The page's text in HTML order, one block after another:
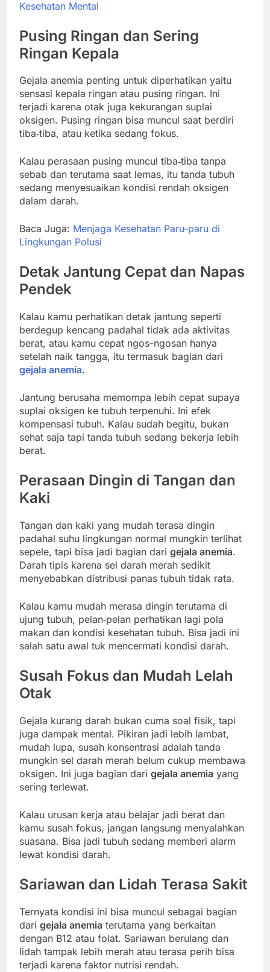
Kesehatan Mental
Pusing Ringan dan Sering
Ringan Kepala
Gejala anemia penting untuk diperhatikan yaitu
sensasi kepala ringan atau pusing ringan. Ini
terjadi karena otak juga kekurangan suplai
oksigen. Pusing ringan bisa muncul saat berdiri
tiba‑tiba, atau ketika sedang fokus.
Kalau perasaan pusing muncul tiba‑tiba tanpa
sebab dan terutama saat lemas, itu tanda tubuh
sedang menyesuaikan kondisi rendah oksigen
dalam darah.
Baca Juga: Menjaga Kesehatan Paru-paru di
Lingkungan Polusi
Detak Jantung Cepat dan Napas
Pendek
Kalau kamu perhatikan detak jantung seperti
berdegup kencang padahal tidak ada aktivitas
berat, atau kamu cepat ngos-ngosan hanya
setelah naik tangga, itu termasuk bagian dari
gejala anemia.
Jantung berusaha memompa lebih cepat supaya
suplai oksigen ke tubuh terpenuhi. Ini efek
kompensasi tubuh. Kalau sudah begitu, bukan
sehat saja tapi tanda tubuh sedang bekerja lebih
berat.
Perasaan Dingin di Tangan dan
Kaki
Tangan dan kaki yang mudah terasa dingin
padahal suhu lingkungan normal mungkin terlihat
sepele, tapi bisa jadi bagian dari gejala anemia.
Darah tipis karena sel darah merah sedikit
menyebabkan distribusi panas tubuh tidak rata.
Kalau kamu mudah merasa dingin terutama di
ujung tubuh, pelan‑pelan perhatikan lagi pola
makan dan kondisi kesehatan tubuh. Bisa jadi ini
salah satu awal tuk mencermati kondisi darah.
Susah Fokus dan Mudah Lelah
Otak
Gejala kurang darah bukan cuma soal fisik, tapi
juga dampak mental. Pikiran jadi lebih lambat,
mudah lupa, susah konsentrasi adalah tanda
mungkin sel darah merah belum cukup membawa
oksigen. Ini juga bagian dari gejala anemia yang
sering terlewat.
Kalau urusan kerja atau belajar jadi berat dan
kamu susah fokus, jangan langsung menyalahkan
suasana. Bisa jadi tubuh sedang memberi alarm
lewat kondisi darah.
Sariawan dan Lidah Terasa Sakit
Ternyata kondisi ini bisa muncul sebagai bagian
dari gejala anemia terutama yang berkaitan
dengan B12 atau folat. Sariawan berulang dan
lidah tampak lebih merah atau terasa perih bisa
terjadi karena faktor nutrisi rendah.